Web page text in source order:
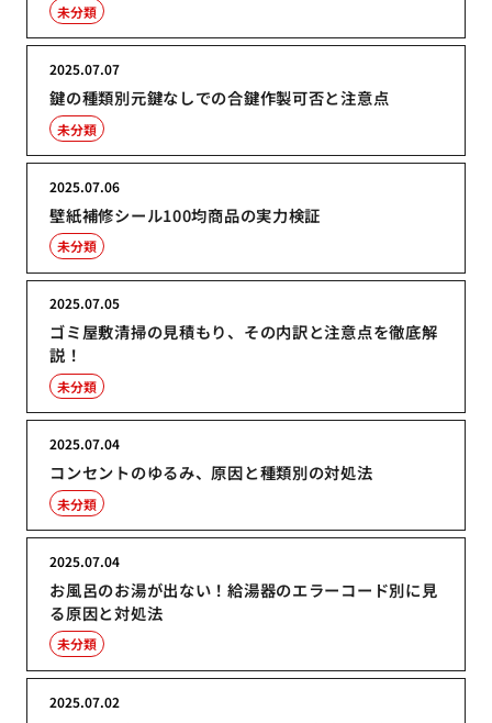
未分類
鍵の種類別元鍵なしでの合鍵作製可否と注意点
2025.07.07
未分類
壁紙補修シール100均商品の実力検証
2025.07.06
未分類
ゴミ屋敷清掃の見積もり、その内訳と注意点を徹底解
説！
2025.07.05
未分類
コンセントのゆるみ、原因と種類別の対処法
2025.07.04
未分類
お風呂のお湯が出ない！給湯器のエラーコード別に見
る原因と対処法
2025.07.04
未分類
2025.07.02